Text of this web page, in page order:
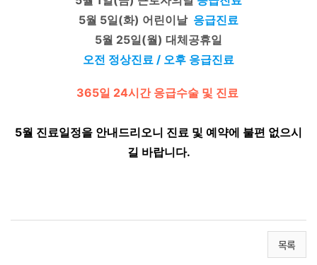
5월 5일(화) 어린이날 응급진료
5월 25일(월) 대체공휴일
오전 정상진료 / 오후 응급진료
365일 24시간 응급수술 및 진료
5월 진료일정을 안내드리오니 진료 및 예약에 불편 없으시
길 바랍니다.
목록